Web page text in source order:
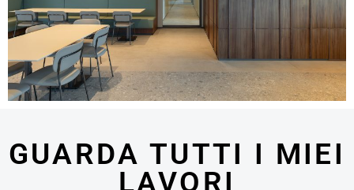
GUARDA TUTTI I MIEI
LAVORI